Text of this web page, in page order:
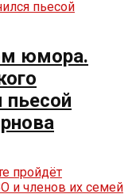
юмора.
пьесой